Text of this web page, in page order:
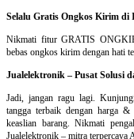
Selalu Gratis Ongkos Kirim di
Nikmati fitur GRATIS
bebas ongkos kirim dengan hati
Jualelektronik – Pusat Solusi
Jadi, jangan ragu lagi.
tangga terbaik dengan harga
keaslian barang. Nikmati
Jualelektronik – mitra terpercaya